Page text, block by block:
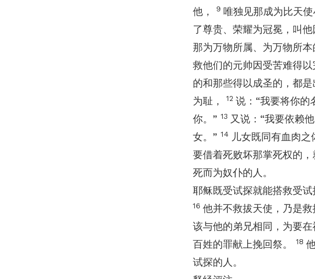
他，
9 唯独见那成为比天
了尊贵、荣耀为冠冕，叫
那为万物所属、为万物所
救他们的元帅因受苦难得
的和那些得以成圣的，都
为耻，
12 说：“我要将你的
你。” 13 又说：“我要依赖
女。” 14 儿女既同有血肉
要借着死败坏那掌死权的，
死而为奴仆的人。
耶稣既受试探就能搭救受试
16 他并不救拔天使，乃是
该与他的弟兄相同，为要
百姓的罪献上挽回祭。
18
试探的人。